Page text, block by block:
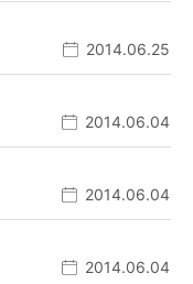
2014.06.25
2014.06.04
2014.06.04
2014.06.04